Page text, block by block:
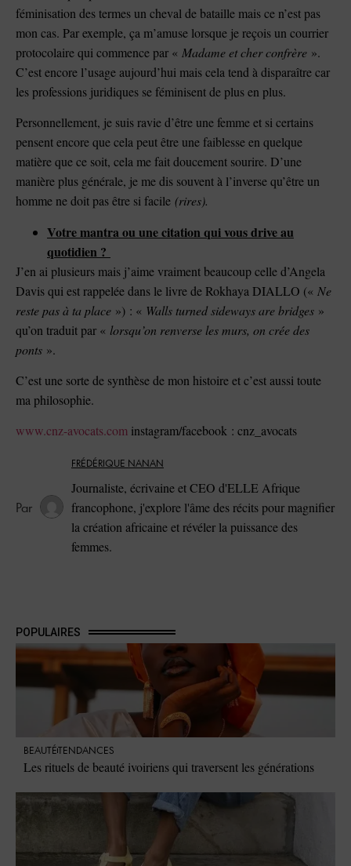
féminisation des termes un cheval de bataille mais ce n’est pas
mon cas. Par exemple, ça m’amuse lorsque je reçois un courrier
protocolaire qui commence par « Madame et cher confrère ».
C’est encore l’usage aujourd’hui mais cela tend à disparaître car
les professions juridiques se féminisent de plus en plus.
Personnellement, je suis ravie d’être une femme et si certains
pensent encore que cela peut être une faiblesse en quelque
matière que ce soit, cela me fait doucement sourire. D’une
manière plus générale, je me dis souvent à l’inverse qu’être un
homme ne doit pas être si facile (rires).
Votre mantra ou une citation qui vous drive au
quotidien ?
J’en ai plusieurs mais j’aime vraiment beaucoup celle d’Angela
Davis qui est rappelée dans le livre de Rokhaya DIALLO (« Ne
reste pas à ta place ») : « Walls turned sideways are bridges »
qu’on traduit par « lorsqu’on renverse les murs, on crée des
ponts ».
C’est une sorte de synthèse de mon histoire et c’est aussi toute
ma philosophie.
www.cnz-avocats.com instagram/facebook : cnz_avocats
FRÉDÉRIQUE NANAN
Journaliste, écrivaine et CEO d'ELLE Afrique
francophone, j'explore l'âme des récits pour magnifier
la création africaine et révéler la puissance des
femmes.
POPULAIRES
BEAUTÉTENDANCES
Les rituels de beauté ivoiriens qui traversent les générations